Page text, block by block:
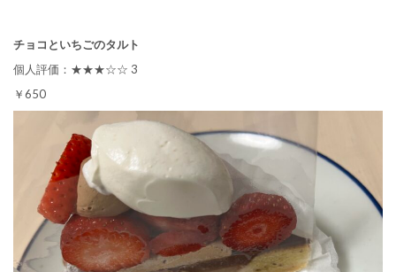
チョコといちごのタルト
個人評価：★★★☆☆ 3
￥650